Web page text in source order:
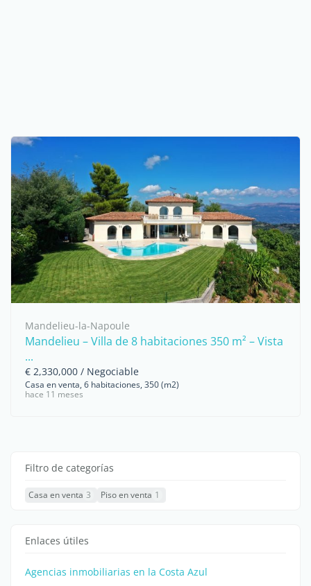
Mandelieu-la-Napoule
Mandelieu – Villa de 8 habitaciones 350 m² – Vista
...
€ 2,330,000 / Negociable
Casa en venta, 6 habitaciones, 350 (m2)
hace 11 meses
Filtro de categorías
Casa en venta 3 Piso en venta 1
Enlaces útiles
Agencias inmobiliarias en la Costa Azul